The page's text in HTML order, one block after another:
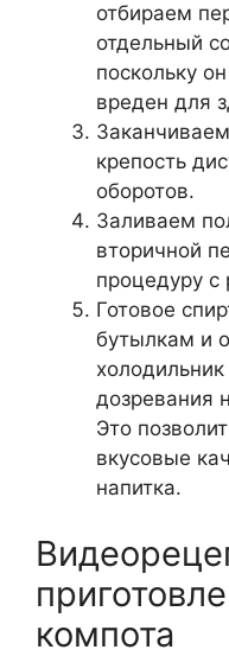
отбираем
отдельный
поскольку
вреден для
крепость
оборотов.
Заливаем
вторичной
процедуру с
Готовое
бутылкам и
дозревания
Это
вкусовые
напитка.
компота